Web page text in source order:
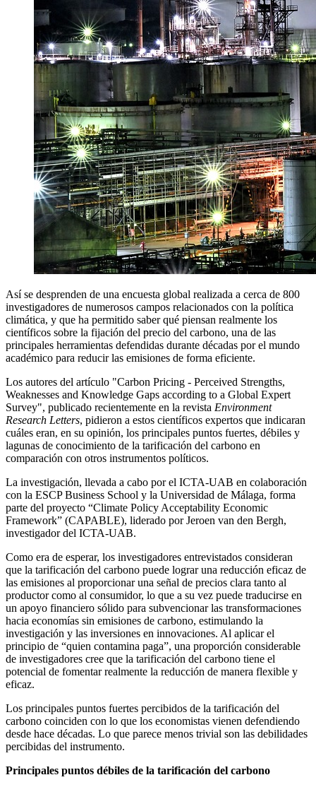
Así se desprenden de una encuesta global realizada a cerca de 800
investigadores de numerosos campos relacionados con la política
climática, y que ha permitido saber qué piensan realmente los
científicos sobre la fijación del precio del carbono, una de las
principales herramientas defendidas durante décadas por el mundo
académico para reducir las emisiones de forma eficiente.
Los autores del artículo "Carbon Pricing - Perceived Strengths,
Weaknesses and Knowledge Gaps according to a Global Expert
Survey", publicado recientemente en la revista Environment
Research Letters, pidieron a estos científicos expertos que indicaran
cuáles eran, en su opinión, los principales puntos fuertes, débiles y
lagunas de conocimiento de la tarificación del carbono en
comparación con otros instrumentos políticos.
La investigación, llevada a cabo por el ICTA-UAB en colaboración
con la ESCP Business School y la Universidad de Málaga, forma
parte del proyecto “Climate Policy Acceptability Economic
Framework” (CAPABLE), liderado por Jeroen van den Bergh,
investigador del ICTA-UAB.
Como era de esperar, los investigadores entrevistados consideran
que la tarificación del carbono puede lograr una reducción eficaz de
las emisiones al proporcionar una señal de precios clara tanto al
productor como al consumidor, lo que a su vez puede traducirse en
un apoyo financiero sólido para subvencionar las transformaciones
hacia economías sin emisiones de carbono, estimulando la
investigación y las inversiones en innovaciones. Al aplicar el
principio de “quien contamina paga”, una proporción considerable
de investigadores cree que la tarificación del carbono tiene el
potencial de fomentar realmente la reducción de manera flexible y
eficaz.
Los principales puntos fuertes percibidos de la tarificación del
carbono coinciden con lo que los economistas vienen defendiendo
desde hace décadas. Lo que parece menos trivial son las debilidades
percibidas del instrumento.
Principales puntos débiles de la tarificación del carbono